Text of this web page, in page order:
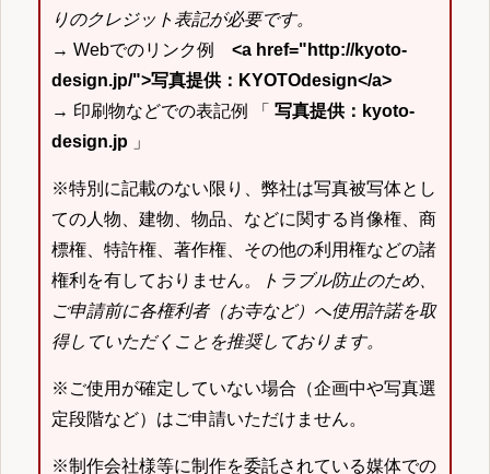
りのクレジット表記が必要です。
→ Webでのリンク例 <a href="http://kyoto-
design.jp/">写真提供：KYOTOdesign</a>
→ 印刷物などでの表記例 「 写真提供：kyoto-
design.jp 」
※特別に記載のない限り、弊社は写真被写体とし
ての人物、建物、物品、などに関する肖像権、商
標権、特許権、著作権、その他の利用権などの諸
権利を有しておりません。
トラブル防止のため、
ご申請前に各権利者（お寺など）へ使用許諾を取
得していただくことを推奨しております。
※ご使用が確定していない場合（企画中や写真選
定段階など）はご申請いただけません。
※制作会社様等に制作を委託されている媒体での